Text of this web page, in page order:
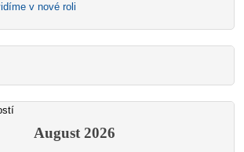
v nové roli
August 2026